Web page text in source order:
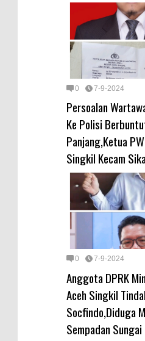
0 7-9-2024
Persoalan
Ke Polisi
Panjang,Ketua
Singkil Kecam
0 7-9-2024
Anggota DPRK
Aceh Singkil
Socfindo,Diduga
Sempadan Sungai